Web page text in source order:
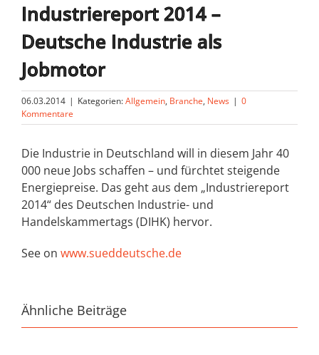
Industriereport 2014 –
Deutsche Industrie als
Jobmotor
06.03.2014 | Kategorien:Allgemein, Branche, News | 0
Kommentare
Die Industrie in Deutschland will in diesem Jahr40
000 neue Jobs schaffen – und fürchtet steigende
Energiepreise. Das geht aus dem „Industriereport
2014“ des Deutschen Industrie- und
Handelskammertags (DIHK) hervor.
See on www.sueddeutsche.de
Ähnliche Beiträge